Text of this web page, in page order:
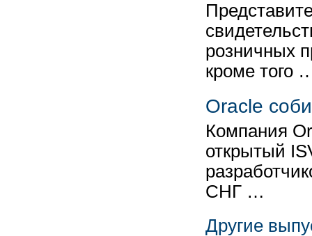
розничных
кроме того
Oracle
Компания
открытый
СНГ …
Другие